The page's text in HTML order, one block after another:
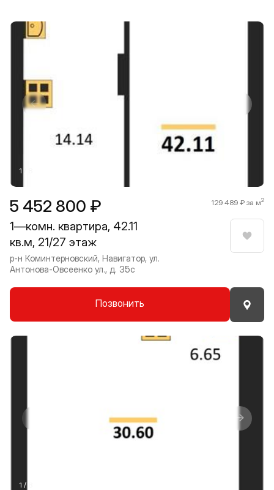
5 452 800 ₽ 129 489 ₽ за м2
1—комн. квартира, 42.11
кв.м, 21/27 этаж
р-н Коминтерновский, Навигатор, ул.
Антонова-Овсеенко ул., д. 35с
Позвонить
1 / 8
Прокрутить влево
1 / 8